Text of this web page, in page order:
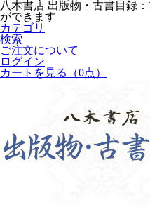
八木書店 出版物・古書目録
ができます
カテゴリ
検索
ご注文について
ログイン
カートを見る
（0点）